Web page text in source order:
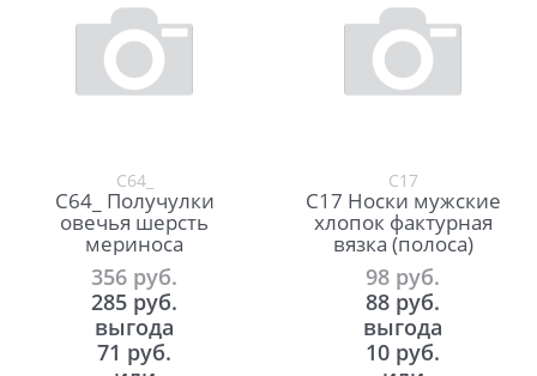
С64_
С64_ Получулки
овечья шерсть
мериноса
356 руб.
285 руб.
выгода
71 руб.
С17
С17 Носки мужские
хлопок фактурная
вязка (полоса)
98 руб.
88 руб.
выгода
10 руб.